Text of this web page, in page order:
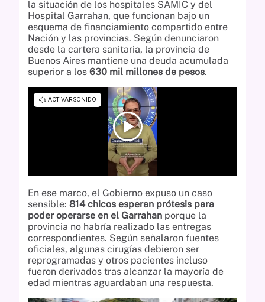
la situación de los hospitales SAMIC y del
Hospital Garrahan, que funcionan bajo un
esquema de financiamiento compartido entre
Nación y las provincias. Según denunciaron
desde la cartera sanitaria, la provincia de
Buenos Aires mantiene una deuda acumulada
superior a los 630 mil millones de pesos.
En ese marco, el Gobierno expuso un caso
sensible: 814 chicos esperan prótesis para
poder operarse en el Garrahan porque la
provincia no habría realizado las entregas
correspondientes. Según señalaron fuentes
oficiales, algunas cirugías debieron ser
reprogramadas y otros pacientes incluso
fueron derivados tras alcanzar la mayoría de
edad mientras aguardaban una respuesta.